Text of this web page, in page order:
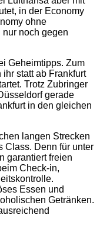
in der Economy
ohne
noch gegen
Geheimtipps. Zum
statt ab Frankfurt
Trotz Zubringer
gerade
in den gleichen
langen Strecken
Class. Denn für unter
garantiert freien
Check-in,
Essen und
Getränken.